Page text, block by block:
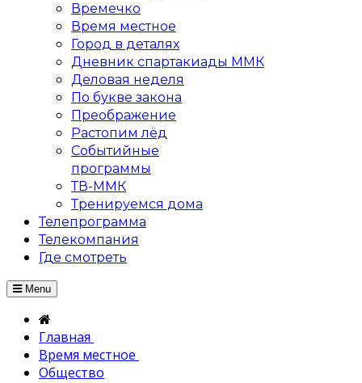
Времечко
Время местное
Город в деталях
Дневник спартакиады ММК
Деловая неделя
По букве закона
Преображение
Растопим лёд
Событийные
программы
ТВ-ММК
Тренируемся дома
Телепрограмма
Телекомпания
Где смотреть
Menu
Главная
Время местное
Общество